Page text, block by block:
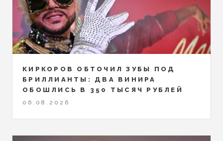
КИРКОРОВ ОБТОЧИЛ ЗУБЫ ПОД
БРИЛЛИАНТЫ: ДВА ВИНИРА
ОБОШЛИСЬ В 350 ТЫСЯЧ РУБЛЕЙ
06.08.2026